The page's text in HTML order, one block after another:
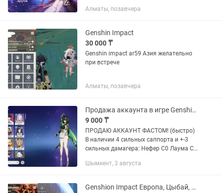
Примогенов 95+ Стандартных Молитв
единственный...
Алматы, позавчера
Genshin Impact
30 000 ₸
Genshin impact ar59 Азия желательно
при встрече
Алматы, позавчера
Продажа аккаунта в игре Genshin Impact
9 000 ₸
ПРОДАЮ АККАУНТ ФАСТОМ! (быстро)
В наличии 4 сильных саппорта и +-3
сильных дамагера: Нефер С0 Лаума С0
Флев сандлер Шилонен С0 Р1 сигнал
Шымкент, 3 августа
Genshion Impact Европа, Цыбай, Сандроне, Мавуики, Флинс